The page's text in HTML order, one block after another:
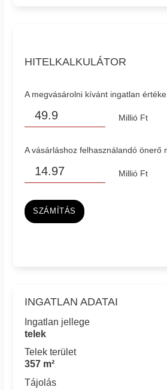
HITELKALKULÁTOR
A megvásárolni kívánt ingatlan
Millió Ft
A vásárláshoz felhasználandó önerő
Millió Ft
SZÁMÍTÁS
INGATLAN ADATAI
Ingatlan jellege
telek
Telek terület
357 m²
Tájolás